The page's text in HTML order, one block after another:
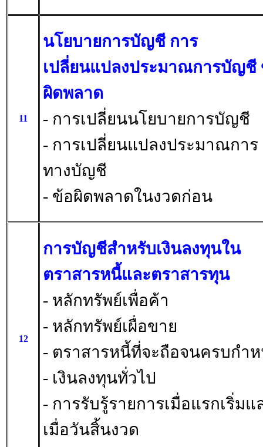
11
นโยบายการบัญชี การ
เปลี่ยนแปลงประมาณการบัญชี
ผิดพลาด
- การเปลี่ยนนโยบายการบัญชี
- การเปลี่ยนแปลงประมาณการ
ทางบัญชี
- ข้อผิดพลาดในงวดก่อน
12
การบัญชีสำหรับเงินลงทุนใน
ตราสารหนี้และตราสารทุน
- หลักทรัพย์เพื่อค้า
- หลักทรัพย์เผื่อขาย
- ตราสารหนี้ที่จะถือจนครบกำ
- เงินลงทุนทั่วไป
- การรับรู้รายการเมื่อแรกเริ่มแ
เมื่อวันสิ้นงวด